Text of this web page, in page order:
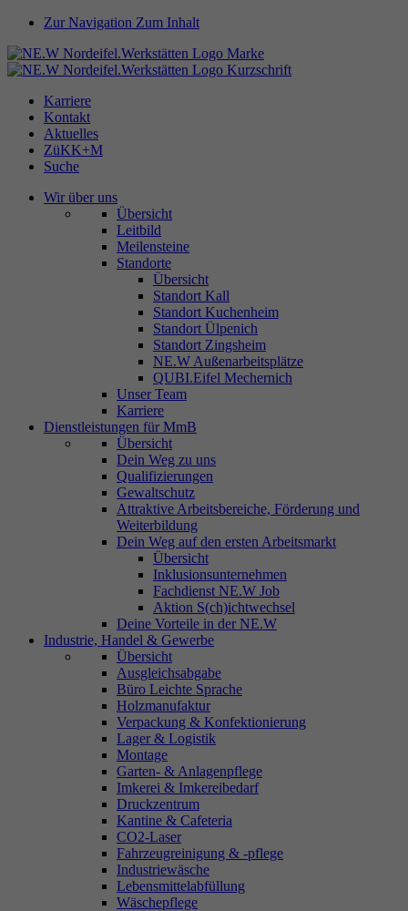
Zur Navigation Zum Inhalt
Karriere
Kontakt
Aktuelles
ZüKK+M
Suche
Wir über uns
Übersicht
Leitbild
Meilensteine
Standorte
Übersicht
Standort Kall
Standort Kuchenheim
Standort Ülpenich
Standort Zingsheim
NE.W Außenarbeitsplätze
QUBI.Eifel Mechernich
Unser Team
Karriere
Dienstleistungen für MmB
Übersicht
Dein Weg zu uns
Qualifizierungen
Gewaltschutz
Attraktive Arbeitsbereiche, Förderung und
Weiterbildung
Dein Weg auf den ersten Arbeitsmarkt
Übersicht
Inklusionsunternehmen
Fachdienst NE.W Job
Aktion S(ch)ichtwechsel
Deine Vorteile in der NE.W
Industrie, Handel & Gewerbe
Übersicht
Ausgleichsabgabe
Büro Leichte Sprache
Holzmanufaktur
Verpackung & Konfektionierung
Lager & Logistik
Montage
Garten- & Anlagenpflege
Imkerei & Imkereibedarf
Druckzentrum
Kantine & Cafeteria
CO2-Laser
Fahrzeugreinigung & -pflege
Industriewäsche
Lebensmittelabfüllung
Wäschepflege